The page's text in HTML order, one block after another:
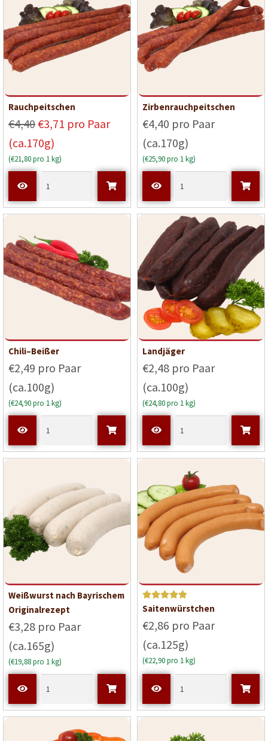
Rauchpeitschen
€4,40€3,71 pro Paar
(ca.170g)
(€21,80 pro 1 kg)
Zirbenrauchpeitschen
€4,40 pro Paar
(ca.170g)
(€25,90 pro 1 kg)
Chili–Beißer
€2,49 pro Paar
(ca.100g)
(€24,90 pro 1 kg)
Landjäger
€2,48 pro Paar
(ca.100g)
(€24,80 pro 1 kg)
Weißwurst nach Bayrischem
Originalrezept
€3,28 pro Paar
(ca.165g)
(€19,88 pro 1 kg)
Bewerte
von 5
Saitenwürstchen
€2,86 pro Paar
(ca.125g)
(€22,90 pro 1 kg)